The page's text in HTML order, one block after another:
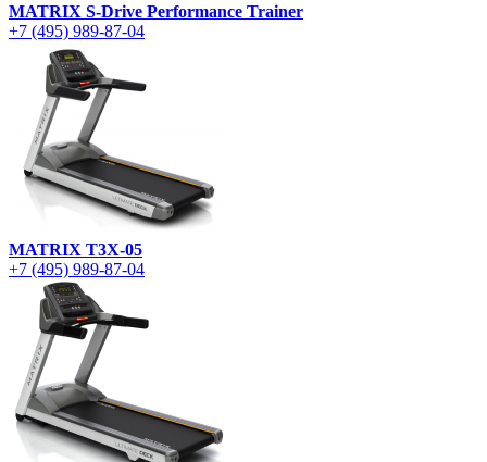
MATRIX S-Drive Performance Trainer
+7 (495) 989-87-04
MATRIX T3X-05
+7 (495) 989-87-04